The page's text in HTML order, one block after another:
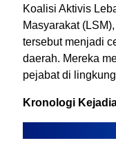
Koalisi Aktivis
Masyarakat
tersebut menjadi
daerah. Mereka
pejabat di
Kronologi